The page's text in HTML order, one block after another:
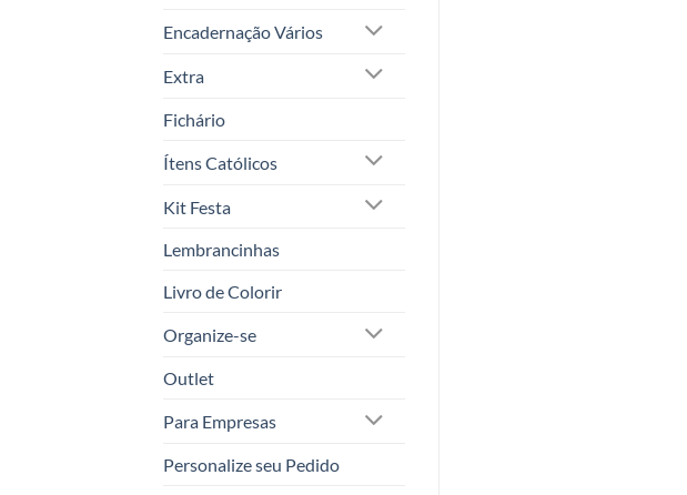
Encadernação Vários
Extra
Fichário
Ítens Católicos
Kit Festa
Lembrancinhas
Livro de Colorir
Organize-se
Outlet
Para Empresas
Personalize seu Pedido